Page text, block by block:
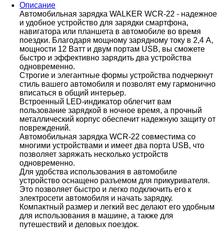
Описание
Автомобильная зарядка WALKER WCR-22 - надежное
и удобное устройство для зарядки смартфона,
навигатора или планшета в автомобиле во время
поездки. Благодаря мощному зарядному току в 2,4 А,
мощности 12 Ватт и двум портам USB, вы сможете
быстро и эффективно зарядить два устройства
одновременно.
Строгие и элегантные формы устройства подчеркнут
стиль вашего автомобиля и позволят ему гармонично
вписаться в общий интерьер.
Встроенный LED-индикатор облегчит вам
пользование зарядкой в ночное время, а прочный
металлический корпус обеспечит надежную защиту от
повреждений.
Автомобильная зарядка WCR-22 совместима со
многими устройствами и имеет два порта USB, что
позволяет заряжать несколько устройств
одновременно.
Для удобства использования в автомобиле
устройство оснащено разъемом для прикуривателя.
Это позволяет быстро и легко подключить его к
электросети автомобиля и начать зарядку.
Компактный размер и легкий вес делают его удобным
для использования в машине, а также для
путешествий и деловых поездок.